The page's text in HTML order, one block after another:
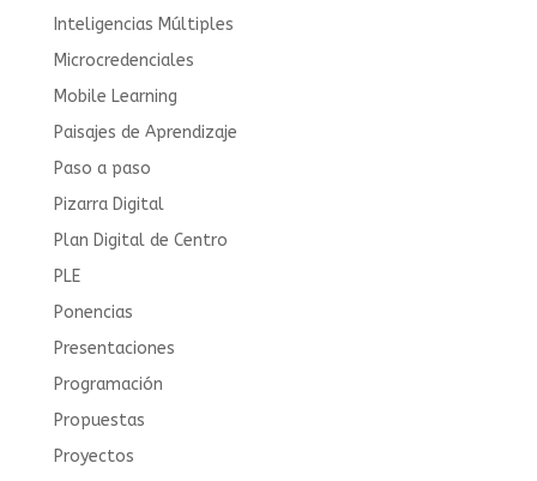
Inteligencias Múltiples
Microcredenciales
Mobile Learning
Paisajes de Aprendizaje
Paso a paso
Pizarra Digital
Plan Digital de Centro
PLE
Ponencias
Presentaciones
Programación
Propuestas
Proyectos